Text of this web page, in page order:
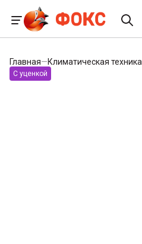
Главная—Климатическая техника
С уценкой